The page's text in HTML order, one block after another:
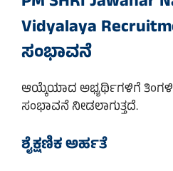
Vidyalaya
ಸಂಭಾವನೆ
ಆಯ್ಕೆಯಾದ ಅಭ್ಯರ್ಥಿಗಳಿಗೆ ತಿಂಗಳಿಗೆ
ಸಂಭಾವನೆ ನೀಡಲಾಗುತ್ತದೆ.
ಶೈಕ್ಷಣಿಕ ಅರ್ಹತೆ